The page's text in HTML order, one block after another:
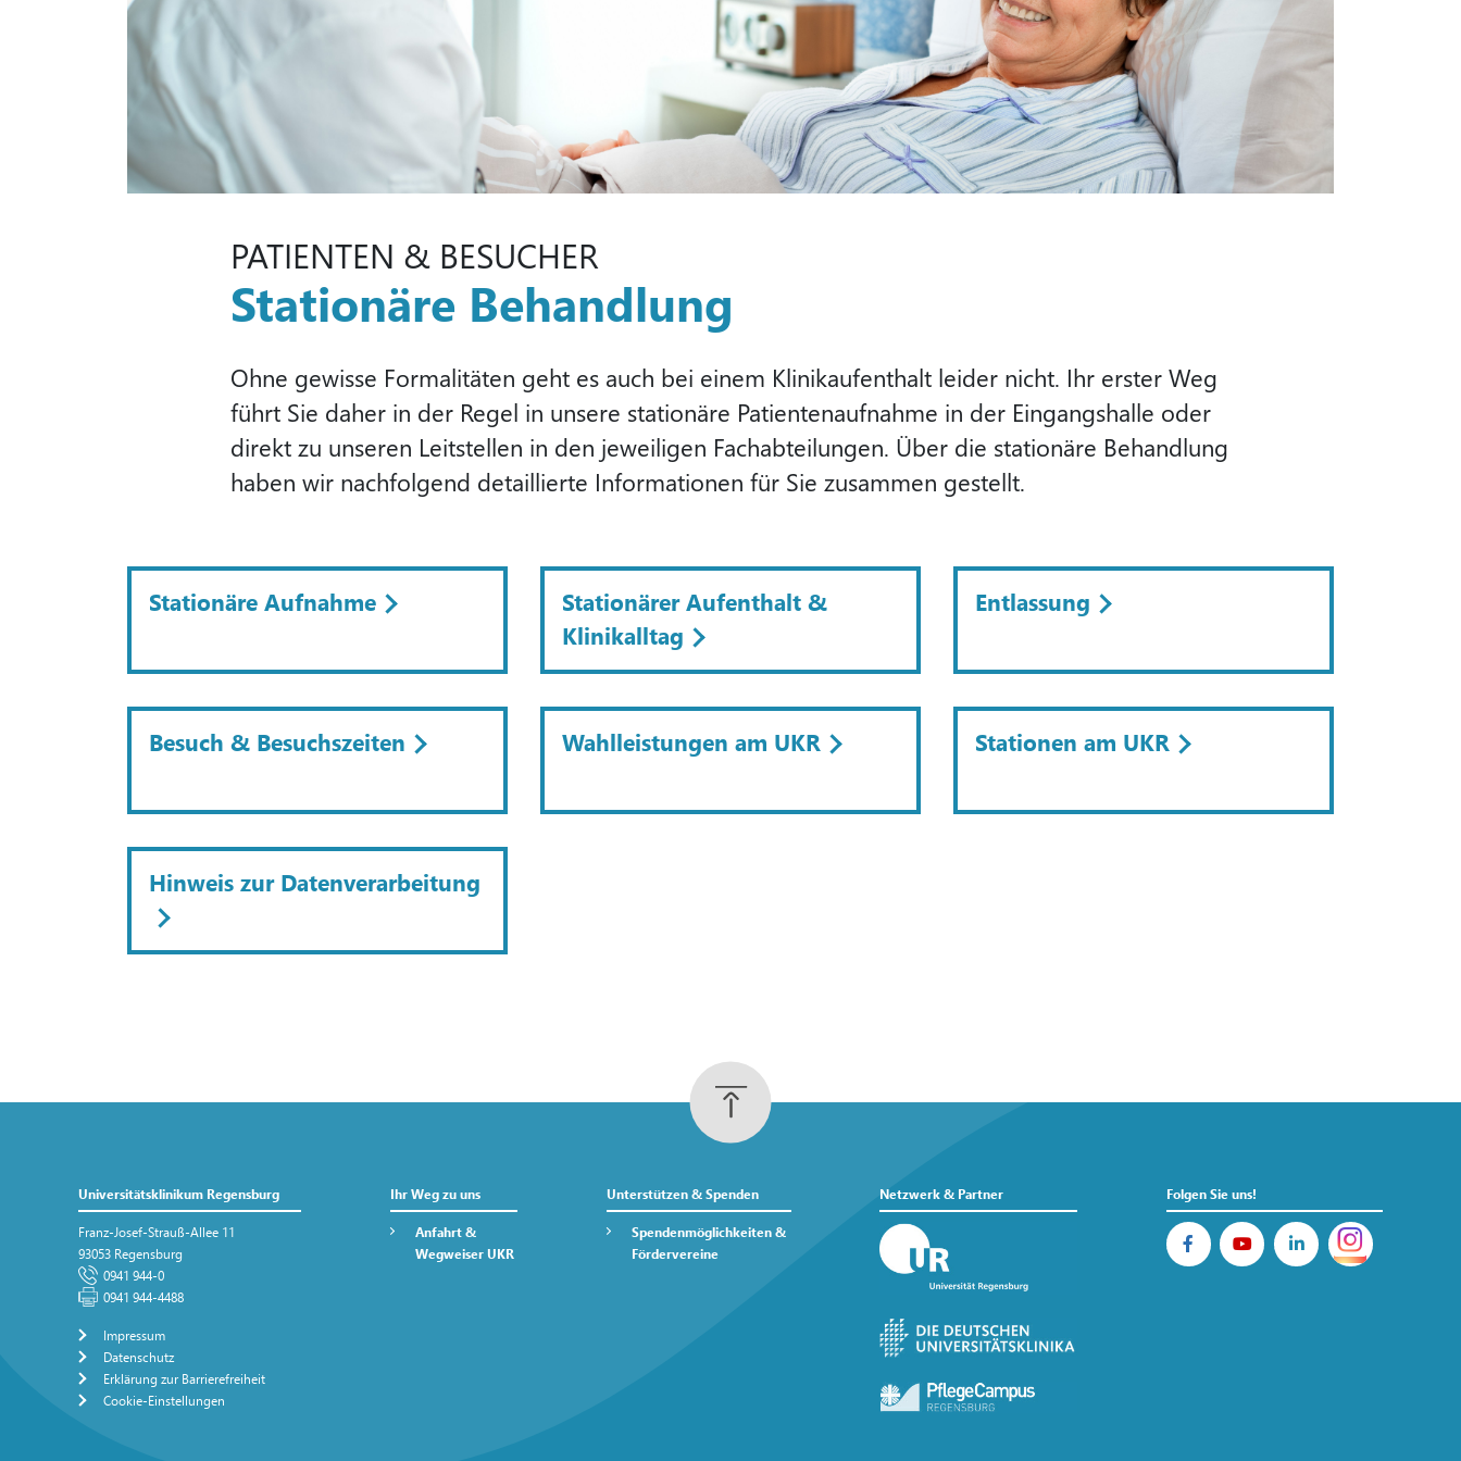
PATIENTEN & BESUCHER
Stationäre Behandlung
Ohne gewisse Formalitäten geht es auch bei einem Klinikaufenthalt leider nicht. Ihr erster Weg
führt Sie daher in der Regel in unsere stationäre Patientenaufnahme in der Eingangshalle oder
direkt zu unseren Leitstellen in den jeweiligen Fachabteilungen. Über die stationäre Behandlung
haben wir nachfolgend detaillierte Informationen für Sie zusammen gestellt.
Stationäre Aufnahme
Stationärer Aufenthalt &
Klinikalltag
Entlassung
Besuch & Besuchszeiten Wahlleistungen am UKR Stationen am UKR
Hinweis zur Datenverarbeitung
Universitätsklinikum Regensburg
Franz-Josef-Strauß-Allee 11
93053 Regensburg
0941 944-0
0941 944-4488
Impressum
Datenschutz
Erklärung zur Barrierefreiheit
Cookie-Einstellungen
Ihr Weg zu uns
Anfahrt &
Wegweiser UKR
Unterstützen & Spenden
Spendenmöglichkeiten &
Fördervereine
Netzwerk & Partner Folgen Sie uns!